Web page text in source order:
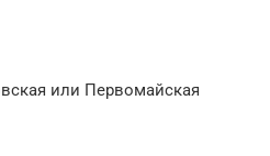
или Первомайская